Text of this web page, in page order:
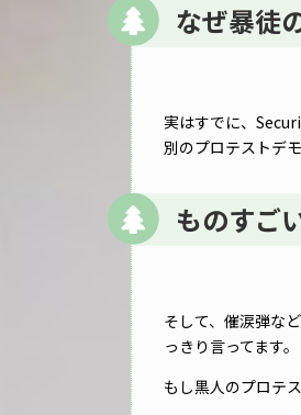
なぜ暴徒
実はすでに、
別のプロテストデ
ものすご
そして、催涙弾な
っきり言ってます。
もし黒人のプロテ